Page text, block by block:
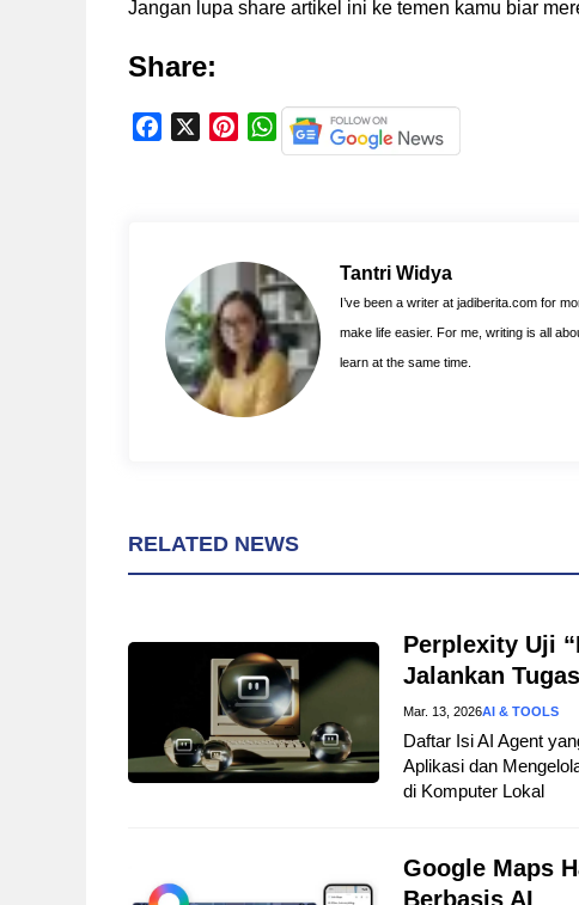
Jangan lupa share artikel ini ke temen kamu biar
Share:
k
e
s
t
W
h
A
p
p
Tantri Widya
I’ve been a writer at jadiberita.com for
make life easier. For me, writing is all
learn at the same time.
RELATED NEWS
Perplexity Uji
Jalankan
Mar. 13, 2026AI & TOOLS
Daftar Isi AI Agent
Aplikasi dan
di Komputer Lokal
Google Maps
Berbasis AI